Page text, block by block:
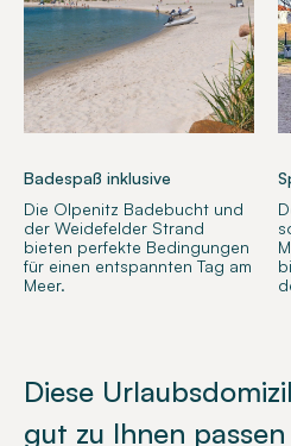
Badespaß inklusive
Die Olpenitz Badebucht und
der Weidefelder Strand
bieten perfekte Bedingungen
für einen entspannten Tag am
Meer.
Diese
gut zu Ihnen passen